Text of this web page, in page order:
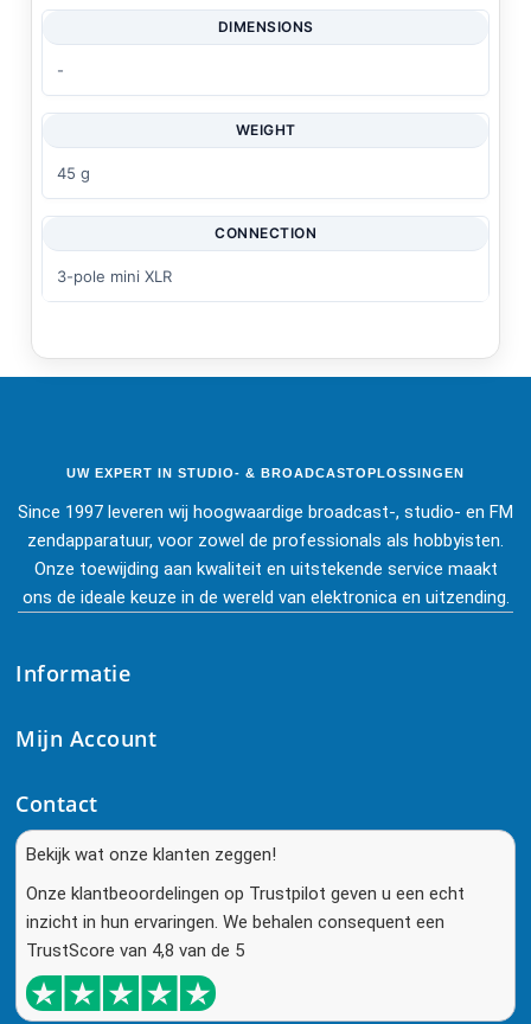
DIMENSIONS
-
WEIGHT
45 g
CONNECTION
3-pole mini XLR
UW EXPERT IN STUDIO- & BROADCASTOPLOSSINGEN
Since 1997 leveren wij hoogwaardige broadcast-, studio- en FM
zendapparatuur, voor zowel de professionals als hobbyisten.
Onze toewijding aan kwaliteit en uitstekende service maakt
ons de ideale keuze in de wereld van elektronica en uitzending.
Informatie
Mijn Account
Contact
Bekijk wat onze klanten zeggen!
Onze klantbeoordelingen op Trustpilot geven u een echt
inzicht in hun ervaringen. We behalen consequent een
TrustScore van 4,8 van de 5